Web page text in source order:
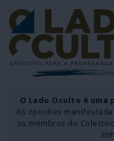
O Lado Oculto é
As opiniões
os membros do